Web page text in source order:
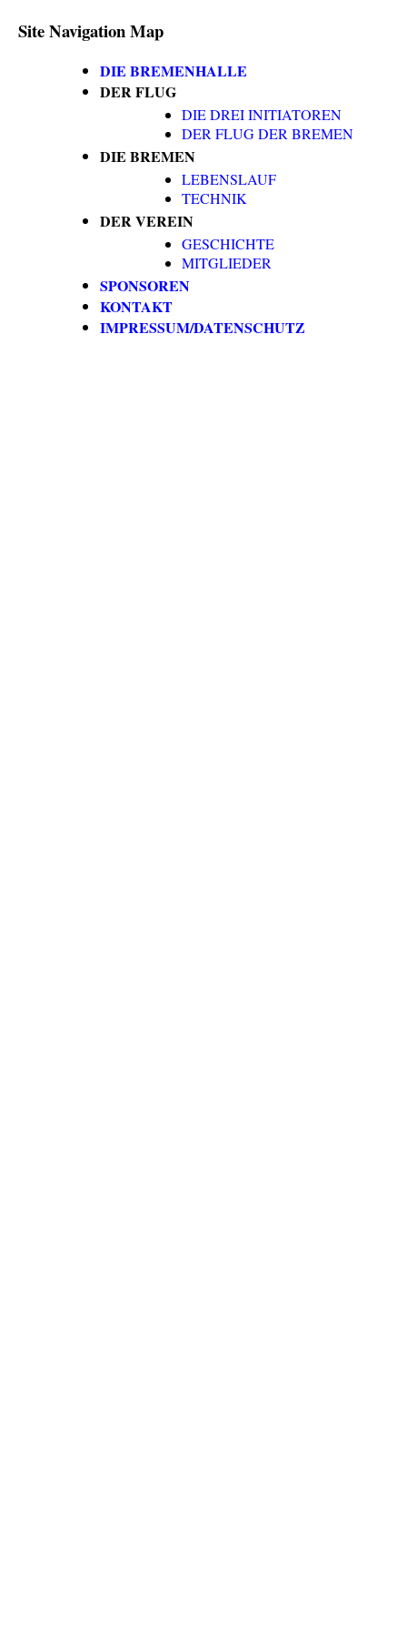
Site Navigation Map
DIE BREMENHALLE
DER FLUG
DIE DREI INITIATOREN
DER FLUG DER BREMEN
DIE BREMEN
LEBENSLAUF
TECHNIK
DER VEREIN
GESCHICHTE
MITGLIEDER
SPONSOREN
KONTAKT
IMPRESSUM/DATENSCHUTZ